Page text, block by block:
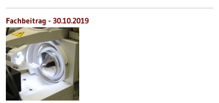
Fachbeitrag - 30.10.2019